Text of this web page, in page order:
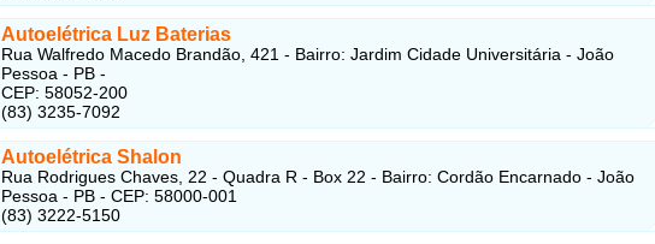
Autoelétrica Luz Baterias
Rua Walfredo Macedo Brandão, 421 - Bairro: Jardim Cidade Universitária - João
Pessoa - PB -
CEP: 58052-200
(83) 3235-7092
Autoelétrica Shalon
Rua Rodrigues Chaves, 22 - Quadra R - Box 22 - Bairro: Cordão Encarnado - João
Pessoa - PB - CEP: 58000-001
(83) 3222-5150